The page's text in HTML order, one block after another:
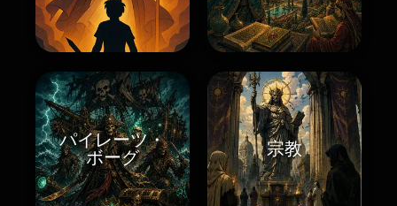
パイレーツ・
ボーグ
宗教